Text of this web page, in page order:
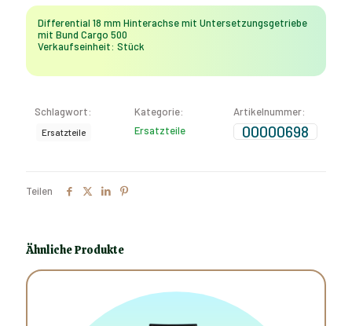
Untersetzungsgetriebe
Cargo
Differential 18 mm Hinterachse mit Untersetzungsgetriebe
mit Bund Cargo 500
Verkaufseinheit: Stück
Schlagwort:
Ersatzteile
Kategorie:
Ersatzteile
Artikelnummer:
00000698
Teilen
Ähnliche Produkte